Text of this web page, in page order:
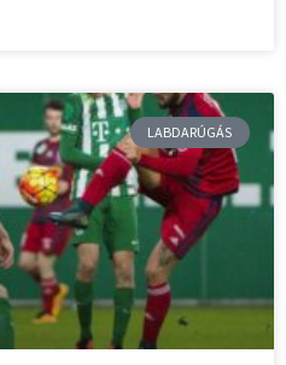
LABDARÚGÁS